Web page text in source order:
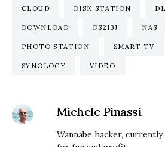
CLOUD DISK STATION
DOWNLOAD DS213J NAS
PHOTO STATION SMART TV
SYNOLOGY VIDEO
Michele Pinassi
Wannabe hacker,